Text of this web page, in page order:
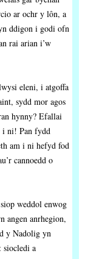
ar ochr y lôn, a
ddigon i godi ofn
rai arian i’w
eleni, i atgoffa
sydd mor agos
hynny? Efallai
i ni! Pan fydd
am i ni hefyd fod
cannoedd o
weddol enwog
angen anrhegion,
y Nadolig yn
siocledi a